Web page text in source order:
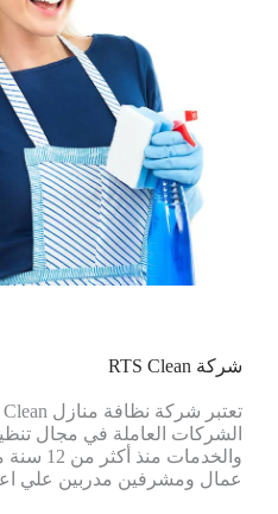
شركة RTS Clean
الشركات العاملة في مجال
والخدمات
عمال ومشرفين مدربين علي